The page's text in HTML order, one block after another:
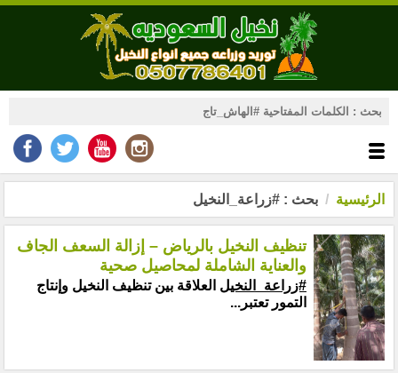
الرئيسية بحث : #زراعة_النخيل
تنظيف النخيل بالرياض – إزالة السعف الجاف
والعناية الشاملة لمحاصيل صحية
#زراعة_النخيل العلاقة بين تنظيف النخيل وإنتاج
التمور تعتبر...